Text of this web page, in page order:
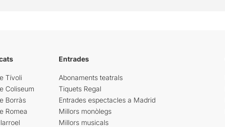
Tívoli
Coliseum
Borràs
Romea
Entrades
Abonaments teatrals
Tiquets Regal
Entrades espectacles a Madrid
Millors monòlegs
Millors musicals